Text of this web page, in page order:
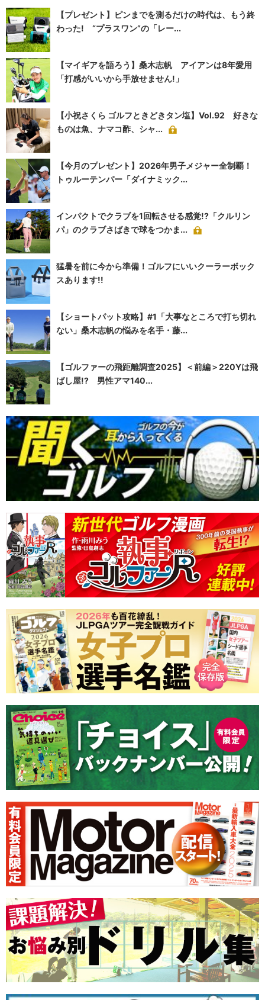
【プレゼント】ピンまでを測るだけの時代は、もう終
わった! “プラスワン”の「レー...
【マイギアを語ろう】桑木志帆 アイアンは8年愛用
「打感がいいから手放せません!」
【小祝さくら ゴルフときどきタン塩】Vol.92 好きな
ものは魚、ナマコ酢、シャ...
【今月のプレゼント】2026年男子メジャー全制覇！
トゥルーテンパー「ダイナミック...
インパクトでクラブを1回転させる感覚!?「クルリン
パ」のクラブさばきで球をつかま...
猛暑を前に今から準備！ゴルフにいいクーラーボック
スあります!!
【ショートパット攻略】#1「大事なところで打ち切れ
ない」桑木志帆の悩みを名手・藤...
【ゴルファーの飛距離調査2025】＜前編＞220Yは飛
ばし屋!? 男性アマ140...